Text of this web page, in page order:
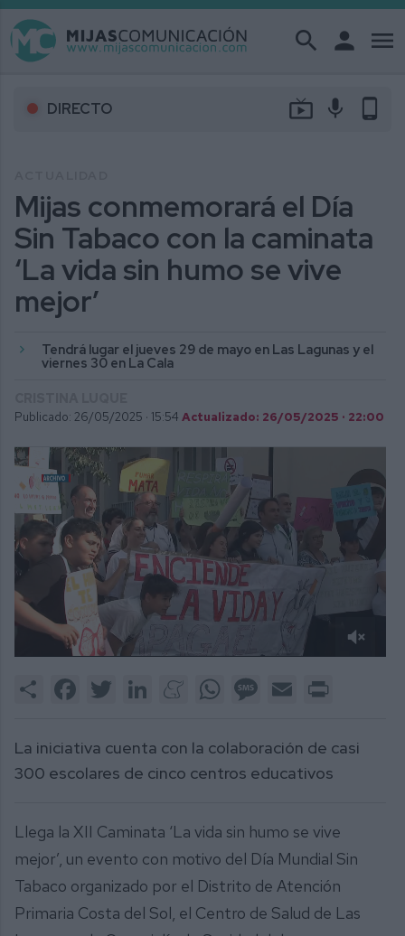
search person menu
DIRECTO live_tv mic phone_android
Mijas conmemorará el Día
Sin Tabaco con la caminata
‘La vida sin humo se vive
mejor’
Tendrá lugar el jueves 29 de mayo en Las Lagunas y el
viernes 30 en La Cala
Publicado: 26/05/2025 · 15:54 Actualizado: 26/05/2025 · 22:00
2
Share FacebookTwitter LinkedInMeneameWhatsAppMessage
Email
La iniciativa cuenta con la colaboración de casi
300 escolares de cinco centros educativos
Llega la XII Caminata ‘La vida sin humo se vive
mejor’, un evento con motivo del Día Mundial Sin
Tabaco organizado por el Distrito de Atención
Primaria Costa del Sol, el Centro de Salud de Las